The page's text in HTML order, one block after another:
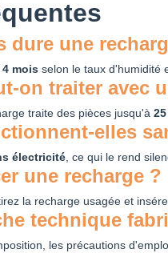
dure une
4 mois selon le taux d'humidité
on traiter avec
traite des pièces jusqu'à 25
elles
électricité, ce qui le rend
une recharge ?
la recharge usagée et
technique
les précautions